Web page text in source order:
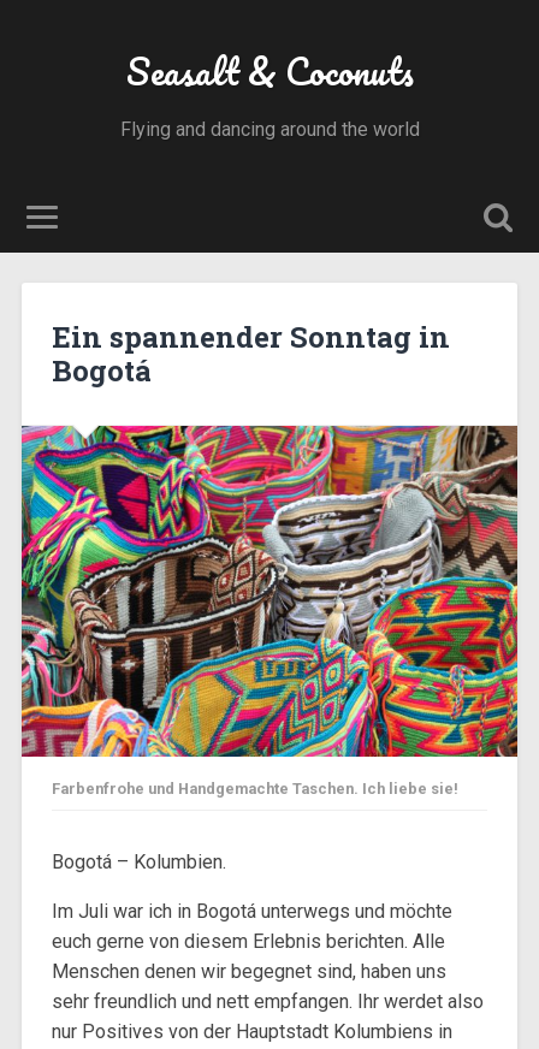
Seasalt & Coconuts
Flying and dancing around the world
Ein spannender Sonntag in
Bogotá
Farbenfrohe und Handgemachte Taschen. Ich liebe sie!
Bogotá – Kolumbien.
Im Juli war ich in Bogotá unterwegs und möchte
euch gerne von diesem Erlebnis berichten. Alle
Menschen denen wir begegnet sind, haben uns
sehr freundlich und nett empfangen.
Ihr werdet also
nur Positives von der Hauptstadt Kolumbiens in